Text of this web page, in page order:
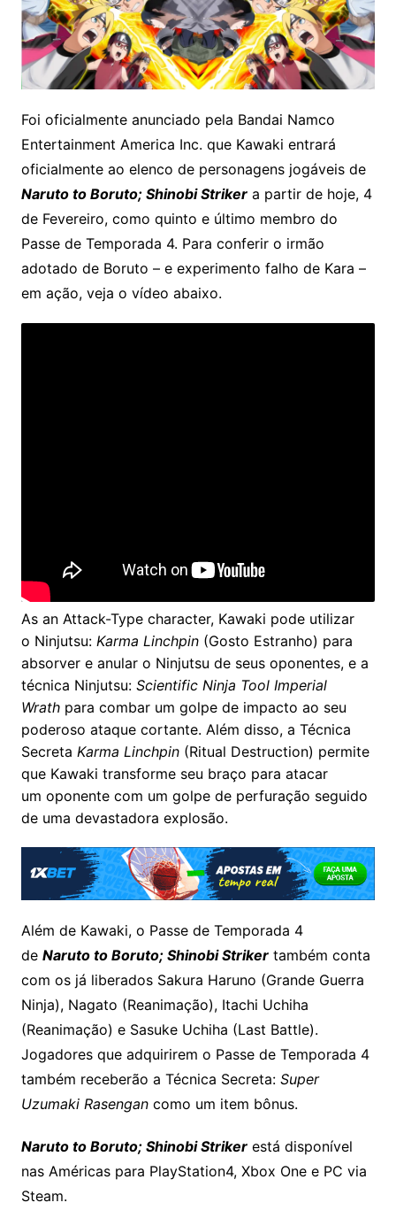
Foi oficialmente anunciado pela Bandai Namco
Entertainment America Inc. que Kawaki entrará
oficialmente ao elenco de personagens jogáveis de
Naruto to Boruto; Shinobi Strikera partir de hoje, 4
de Fevereiro, como quinto e último membro do
Passe de Temporada 4. Para conferir o irmão
adotado de Boruto – e experimento falho de Kara –
em ação, veja o vídeo abaixo.
As an Attack-Type character, Kawaki pode utilizar
o Ninjutsu: Karma Linchpin(Gosto Estranho) para
absorver e anular o Ninjutsu de seus oponentes, e a
técnica Ninjutsu: Scientific Ninja Tool Imperial
Wrathpara combar um golpe de impacto ao seu
poderoso ataque cortante. Além disso, a Técnica
Secreta Karma Linchpin(Ritual Destruction) permite
que Kawaki transforme seu braço para atacar
um oponente com um golpe de perfuração seguido
de uma devastadora explosão.
Além de Kawaki, o Passe de Temporada 4
de Naruto to Boruto; Shinobi Strikertambém conta
com os já liberados Sakura Haruno (Grande Guerra
Ninja), Nagato (Reanimação), Itachi Uchiha
(Reanimação) e Sasuke Uchiha (Last Battle).
Jogadores que adquirirem o Passe de Temporada 4
também receberão a Técnica Secreta: Super
Uzumaki Rasengancomo um item bônus.
Naruto to Boruto; Shinobi Strikerestá disponível
nas Américas para PlayStation4, Xbox One e PC via
Steam.